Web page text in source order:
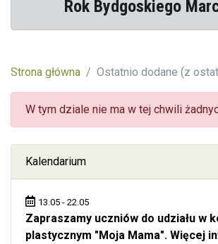
Rok Bydgoskiego
Strona główna Ostatnio dodane (z
W tym dziale nie ma w tej chwili
Kalendarium
13.05 - 22.05
Zapraszamy uczniów do udziału w
plastycznym "Moja Mama". Więcej